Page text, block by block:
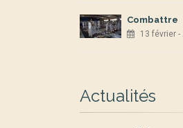
Combattre
13 février -
Actualités